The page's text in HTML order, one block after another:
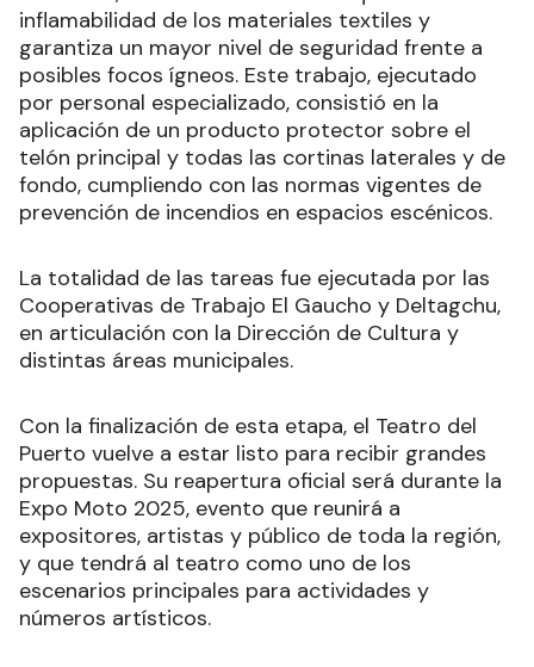
inflamabilidad de los materiales textiles y
garantiza un mayor nivel de seguridad frente a
posibles focos ígneos. Este trabajo, ejecutado
por personal especializado, consistió en la
aplicación de un producto protector sobre el
telón principal y todas las cortinas laterales y de
fondo, cumpliendo con las normas vigentes de
prevención de incendios en espacios escénicos.
La totalidad de las tareas fue ejecutada por las
Cooperativas de Trabajo El Gaucho y Deltagchu,
en articulación con la Dirección de Cultura y
distintas áreas municipales.
Con la finalización de esta etapa, el Teatro del
Puerto vuelve a estar listo para recibir grandes
propuestas. Su reapertura oficial será durante la
Expo Moto 2025, evento que reunirá a
expositores, artistas y público de toda la región,
y que tendrá al teatro como uno de los
escenarios principales para actividades y
números artísticos.